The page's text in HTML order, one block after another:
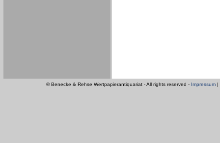
© Benecke & Rehse Wertpapierantiquariat - All rights reserved - Impressum |